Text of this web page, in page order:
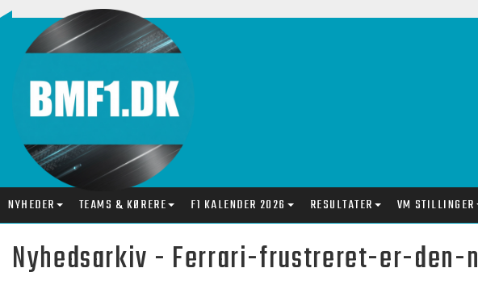
NYHEDER TEAMS & KØRERE F1 KALENDER 2026 RESULTATER VM STILLINGER
Nyhedsarkiv - Ferrari-frustreret-er-den-